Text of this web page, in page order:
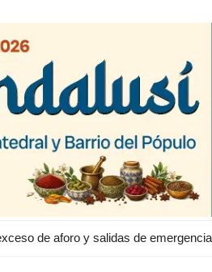
de aforo y salidas de